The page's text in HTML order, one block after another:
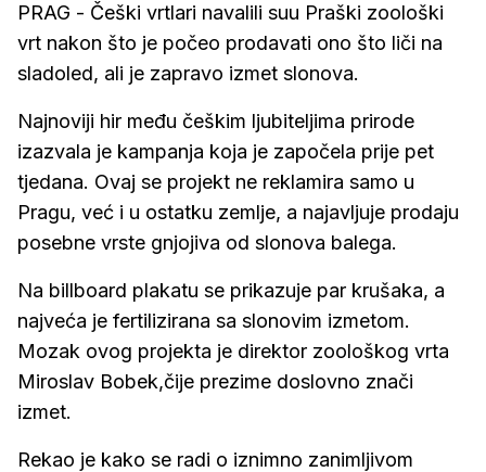
PRAG - Češki vrtlari navalili suu Praški zoološki
vrt nakon što je počeo prodavati ono što liči na
sladoled, ali je zapravo izmet slonova.
Najnoviji hir među češkim ljubiteljima prirode
izazvala je kampanja koja je započela prije pet
tjedana. Ovaj se projekt ne reklamira samo u
Pragu, već i u ostatku zemlje, a najavljuje prodaju
posebne vrste gnjojiva od slonova balega.
Na billboard plakatu se prikazuje par krušaka, a
najveća je fertilizirana sa slonovim izmetom.
Mozak ovog projekta je direktor zoološkog vrta
Miroslav Bobek,čije prezime doslovno znači
izmet.
Rekao je kako se radi o iznimno zanimljivom